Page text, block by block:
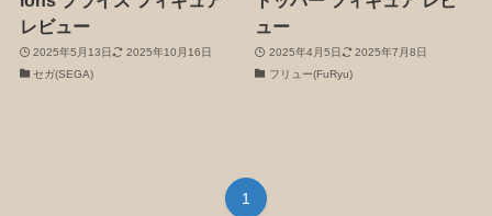
レビュー
2025年5月13日
2025年10月16日
セガ(SEGA)
ュー
2025年4月5日
2025年7月8日
フリュー(FuRyu)
1